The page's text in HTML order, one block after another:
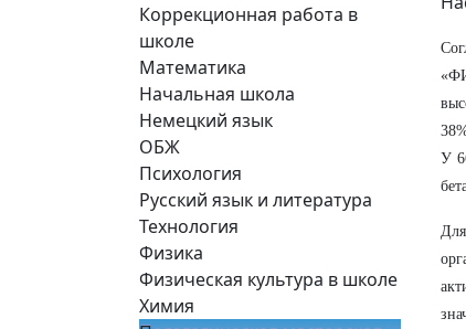
Коррекционная работа в
школе
Математика
Начальная школа
Немецкий язык
ОБЖ
Психология
Русский язык и литература
Технология
Физика
Физическая культура в школе
Химия
У